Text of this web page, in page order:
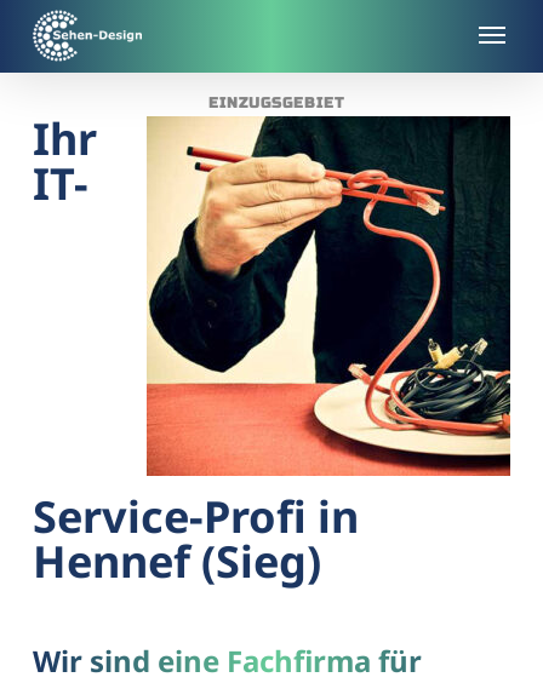
main
EINZUGSGEBIET
Ihr
IT-
Service-Profi in
Hennef (Sieg)
Wir sind eine Fachfirma für